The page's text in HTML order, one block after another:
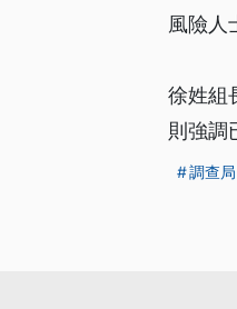
風險人
徐姓組
則強調
調查局